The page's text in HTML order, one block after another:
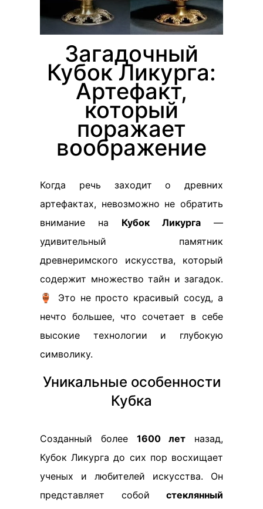
Загадочный
Кубок Ликурга:
Артефакт,
который
поражает
воображение
Когда речь заходит о древних
артефактах, невозможно не обратить
внимание на Кубок Ликурга —
удивительный памятник
древнеримского искусства, который
содержит множество тайн и загадок.
🏺 Это не просто красивый сосуд, а
нечто большее, что сочетает в себе
высокие технологии и глубокую
символику.
Уникальные особенности
Кубка
Созданный более 1600 лет назад,
Кубок Ликурга до сих пор восхищает
ученых и любителей искусства. Он
представляет собой стеклянный